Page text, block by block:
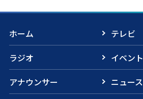
ホーム
テレビ
ラジオ
イベント
アナウンサー
ニュース